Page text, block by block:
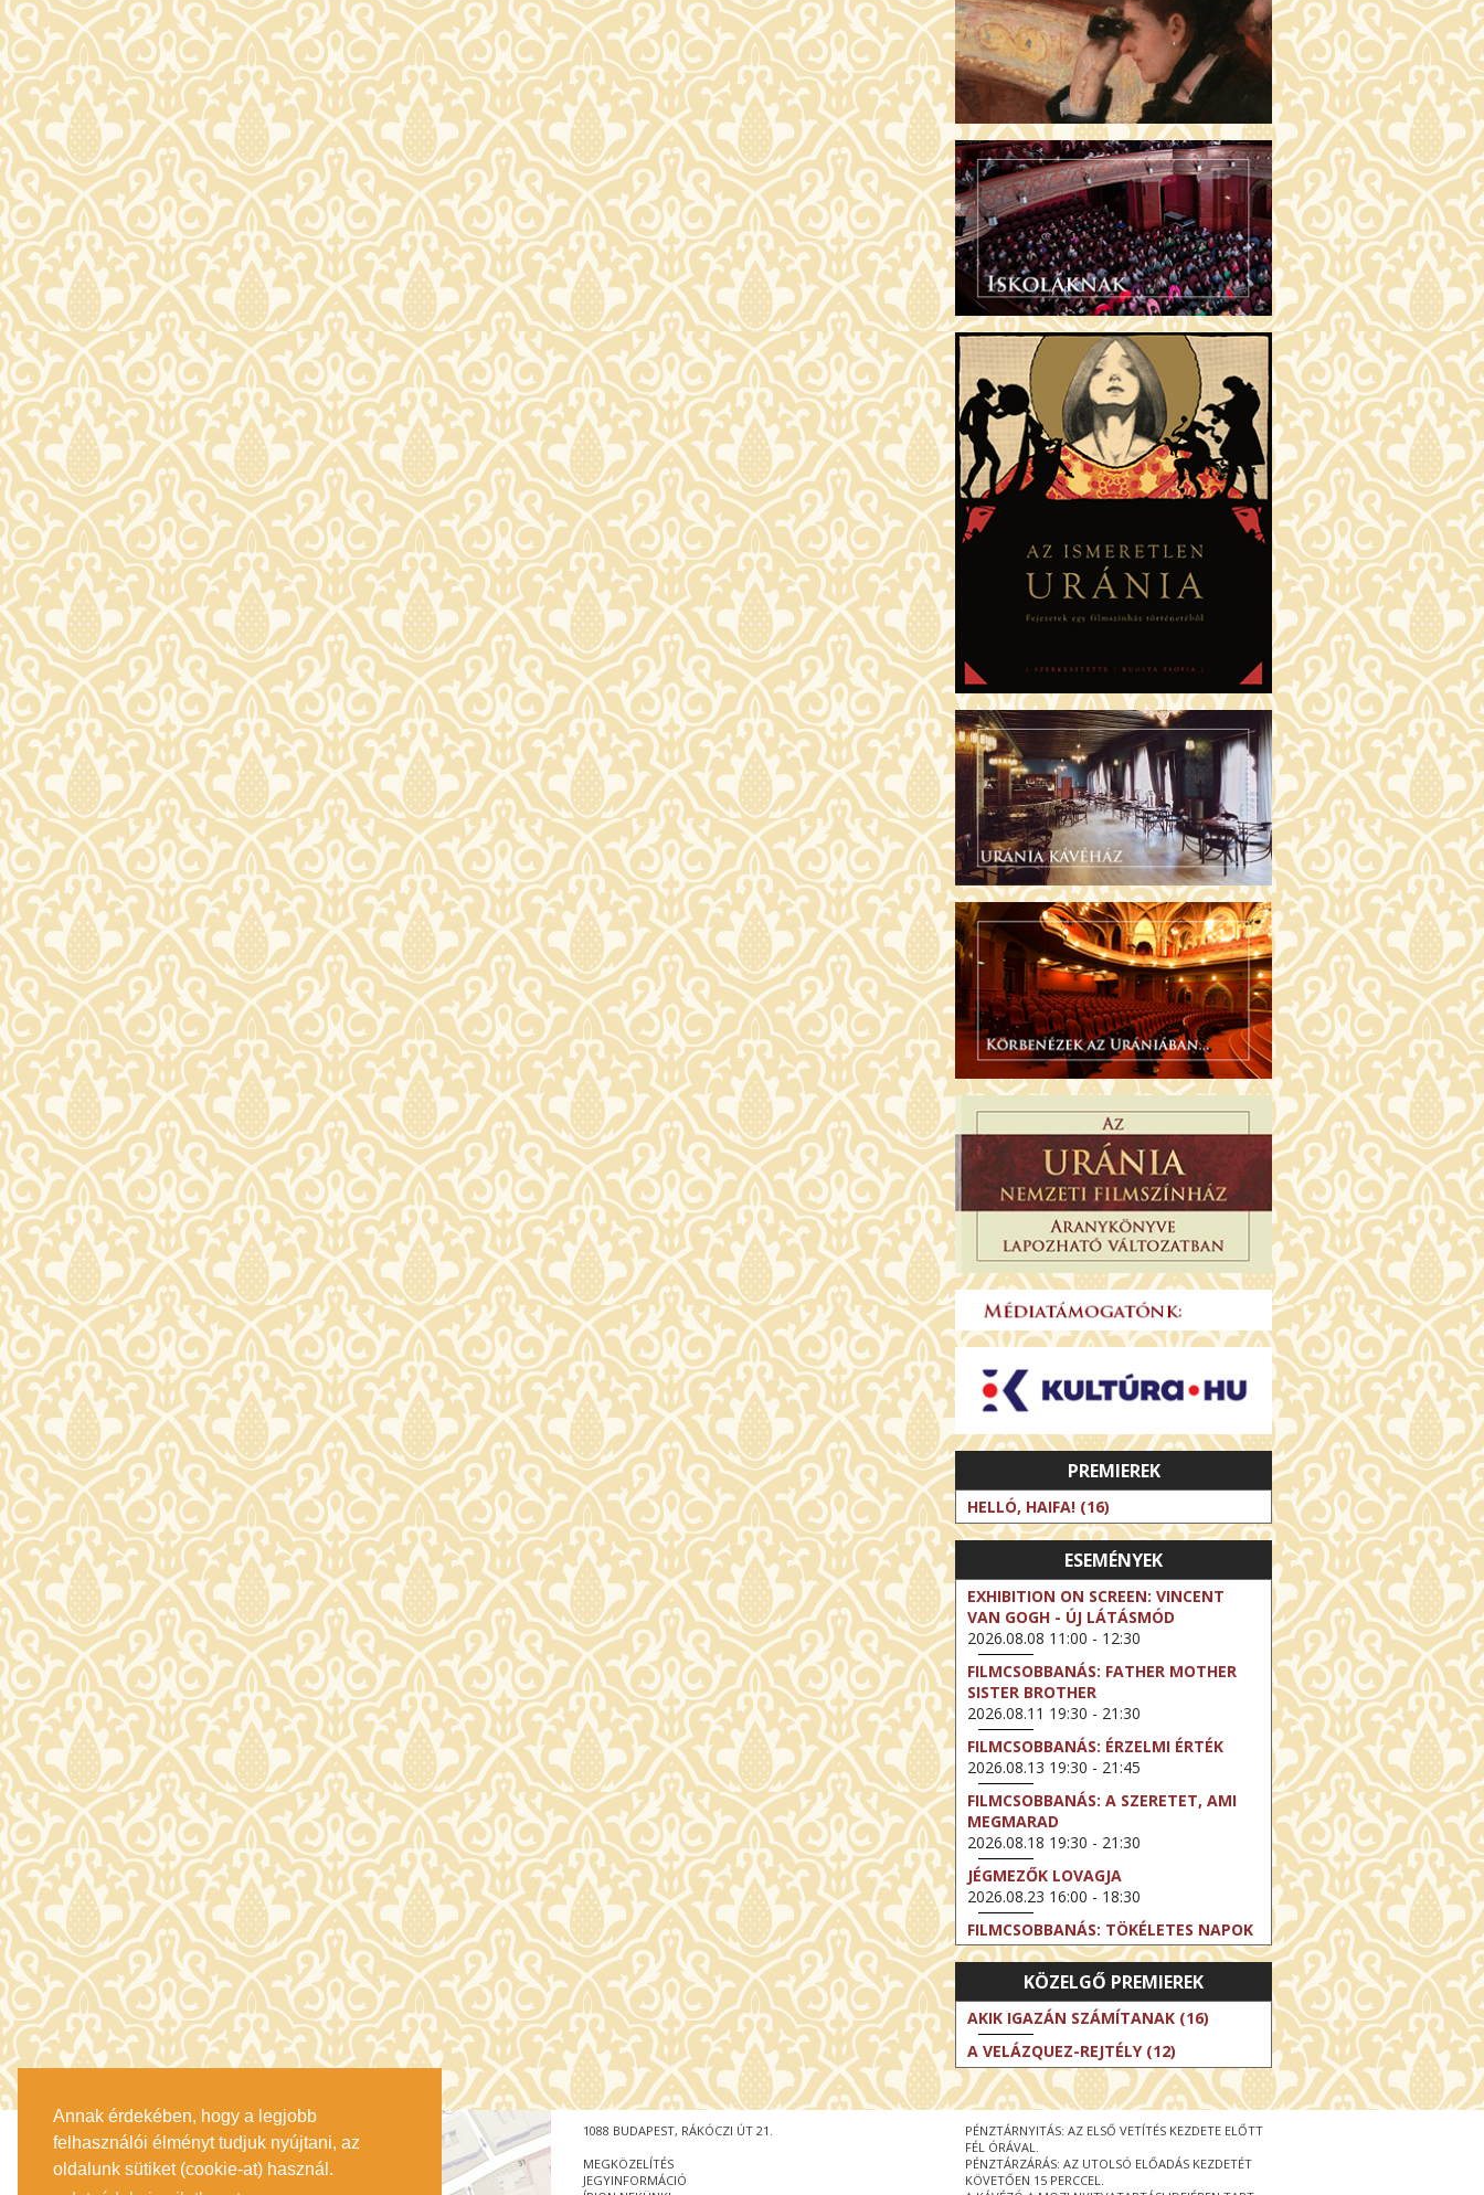
Annak érdekében, hogy a legjobb
felhasználói élményt tudjuk nyújtani, az
oldalunk sütiket (cookie-at) használ.
PREMIEREK
HELLÓ, HAIFA! (16)
ESEMÉNYEK
EXHIBITION ON SCREEN: VINCENT
VAN GOGH - ÚJ LÁTÁSMÓD
2026.08.08 11:00 - 12:30
FILMCSOBBANÁS: FATHER MOTHER
SISTER BROTHER
2026.08.11 19:30 - 21:30
FILMCSOBBANÁS: ÉRZELMI ÉRTÉK
2026.08.13 19:30 - 21:45
FILMCSOBBANÁS: A SZERETET, AMI
MEGMARAD
2026.08.18 19:30 - 21:30
JÉGMEZŐK LOVAGJA
2026.08.23 16:00 - 18:30
FILMCSOBBANÁS: TÖKÉLETES NAPOK
2026.08.25 19:30 - 21:45
FILMCSOBBANÁS: IFJÚSÁG
2026.08.27 19:30 - 21:30
EXHIBITION ON SCREEN: VINCENT
VAN GOGH - ÚJ LÁTÁSMÓD
2026.08.30 11:00 - 12:30
NT LIVE / DAVID IRELAND: THE FIFTH
STEP
2026.09.01 19:00 - 21:00
BERLIN ELESTE
KÖZELGŐ PREMIEREK
AKIK IGAZÁN SZÁMÍTANAK (16)
A VELÁZQUEZ-REJTÉLY (12)
PÉNZTÁRNYITÁS: AZ ELSŐ VETÍTÉS KEZDETE ELŐTT
FÉL ÓRÁVAL.
PÉNZTÁRZÁRÁS: AZ UTOLSÓ ELŐADÁS KEZDETÉT
KÖVETŐEN 15 PERCCEL.
1088 BUDAPEST, RÁKÓCZI ÚT 21.
MEGKÖZELÍTÉS
JEGYINFORMÁCIÓ